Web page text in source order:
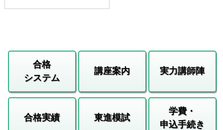
合格
システム
講座案内 実力講師陣
合格実績 東進模試
学費・
申込手続き